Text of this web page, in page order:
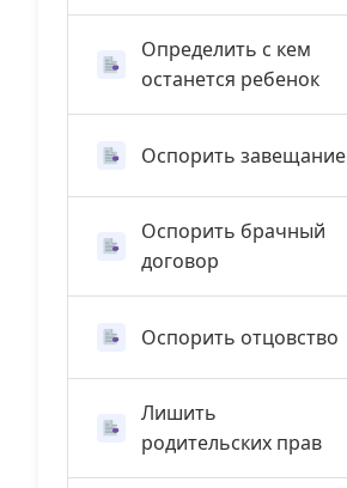
Определить с кем
останется ребенок
Оспорить завещание
Оспорить брачный
договор
Оспорить отцовство
Лишить
родительских прав